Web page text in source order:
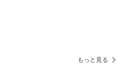
するには「眼圧を下げる」以外
生活習慣
もっと見る